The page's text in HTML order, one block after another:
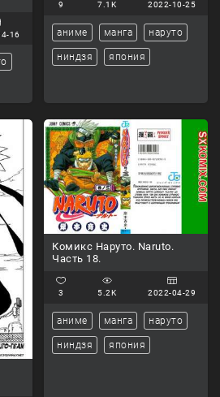
16
9 7.1K 2022-10-25
аниме манга наруто
ниндзя япония
Комикс Наруто. Naruto.
Часть 18.
3 5.2K 2022-04-29
аниме манга наруто
ниндзя япония